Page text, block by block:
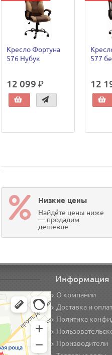
Кресло Фортуна
576 Нубук
12 099 ₽
577
12
Низкие цены
Найдёте цены ниже
— продадим
дешевле
Информация
О компании
Доставка и
Политика
Производители